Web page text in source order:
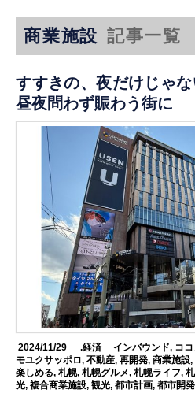
商業施設 記事一覧
すすきの、夜だけじゃ
昼夜問わず賑わう街に
2024/11/29 .経済 インバウンド, コ
モユクサッポロ,不動産,再開発,商業施設,
楽しめる,札幌,札幌グルメ,札幌ライフ,
光,複合商業施設,観光,都市計画,都市開発